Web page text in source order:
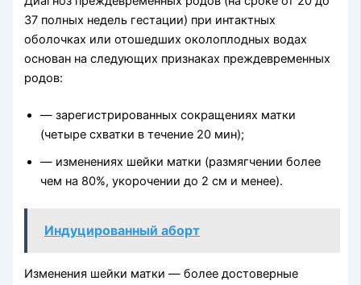
37 полных недель гестации) при интактных
оболочках или отошедших околоплодных водах
основан на следующих признаках преждевременных
родов:
— зарегистрированных сокращениях матки
(четыре схватки в течение 20 мин);
— изменениях шейки матки (размягчении более
чем на 80%, укорочении до 2 см и менее).
Индуцированный аборт
Изменения шейки матки — более достоверные